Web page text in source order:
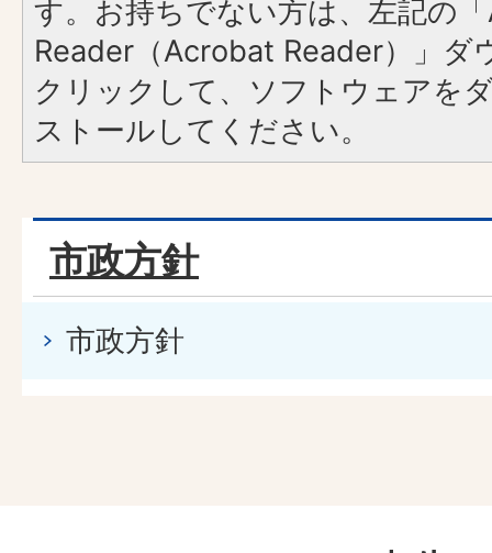
す。お持ちでない方は、左記の
Reader（Acrobat Reader）」ダ
クリックして、ソフトウェアを
ストールしてください。
市政方針
市政方針